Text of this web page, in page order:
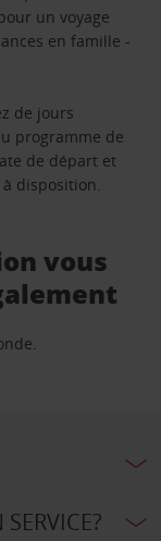
un voyage
en famille -
de jours
programme de
de départ et
disposition.
vous